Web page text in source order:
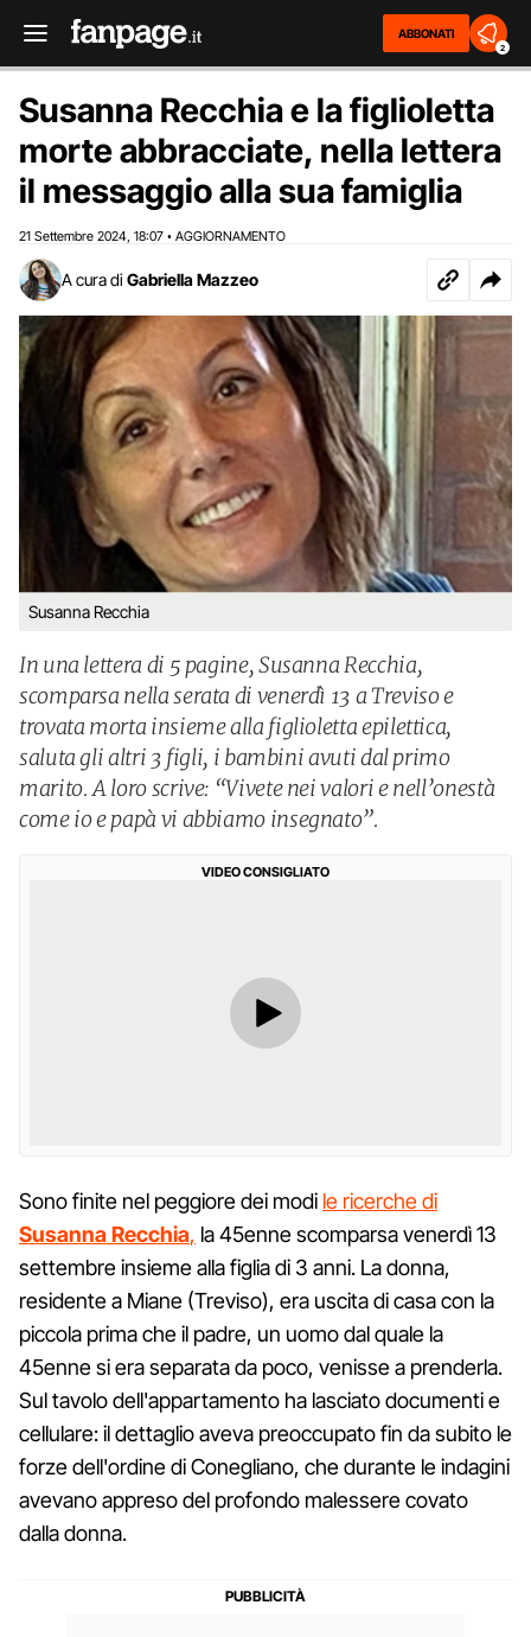
ABBONATI
2
Susanna Recchia e la figlioletta
morte abbracciate, nella lettera
il messaggio alla sua famiglia
21 Settembre 2024 18:07 • AGGIORNAMENTO
A cura di Gabriella Mazzeo
Susanna Recchia
In una lettera di 5 pagine, Susanna Recchia,
scomparsa nella serata di venerdì 13 a Treviso e
trovata morta insieme alla figlioletta epilettica,
saluta gli altri 3 figli, i bambini avuti dal primo
marito. A loro scrive: “Vivete nei valori e nell’onestà
come io e papà vi abbiamo insegnato”.
VIDEO CONSIGLIATO
Sono finite nel peggiore dei modi le ricerche di
Susanna Recchia, la 45enne scomparsa venerdì 13
settembre insieme alla figlia di 3 anni. La donna,
residente a Miane (Treviso), era uscita di casa con la
piccola prima che il padre, un uomo dal quale la
45enne si era separata da poco, venisse a prenderla.
Sul tavolo dell'appartamento ha lasciato documenti e
cellulare: il dettaglio aveva preoccupato fin da subito le
forze dell'ordine di Conegliano, che durante le indagini
avevano appreso del profondo malessere covato
dalla donna.